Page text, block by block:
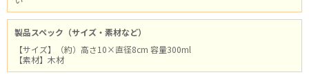
製品スペック（サイズ・素材など）
【サイズ】（約）高さ10×直径8cm 容量300ml
【素材】木材